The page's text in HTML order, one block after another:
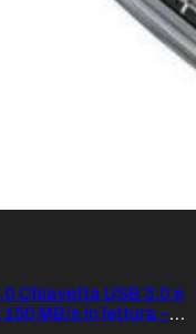
Chiavetta USB 3.0 e
150 MB/s in lettura –